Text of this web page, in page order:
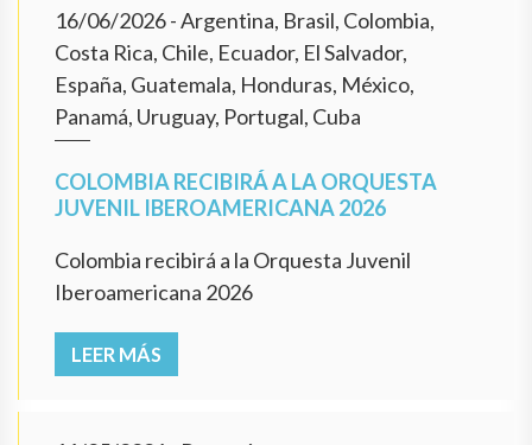
16/06/2026- Argentina, Brasil, Colombia,
Costa Rica, Chile, Ecuador, El Salvador,
España, Guatemala, Honduras, México,
Panamá, Uruguay, Portugal, Cuba
COLOMBIA RECIBIRÁ A LA ORQUESTA
JUVENIL IBEROAMERICANA 2026
Colombia recibirá a la Orquesta Juvenil
Iberoamericana 2026
LEER MÁS